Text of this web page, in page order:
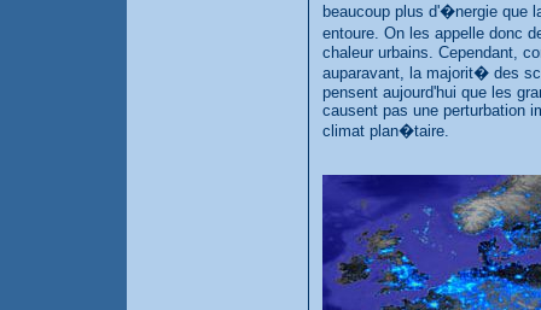
beaucoup plus d'�nergie que
entoure. On les appelle donc
chaleur urbains. Cependant,
auparavant, la majorit� des
pensent aujourd'hui que les
causent pas une perturbation
climat plan�taire.